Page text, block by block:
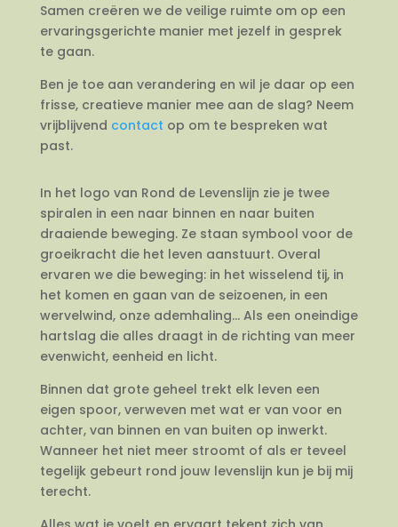
Samen creëren we de veilige ruimte om op een
ervaringsgerichte manier met jezelf in gesprek
te gaan.
Ben je toe aan verandering en wil je daar op een
frisse, creatieve manier mee aan de slag? Neem
vrijblijvend contact op om te bespreken wat
past.
In het logo van Rond de Levenslijn zie je twee
spiralen in een naar binnen en naar buiten
draaiende beweging. Ze staan symbool voor de
groeikracht die het leven aanstuurt. Overal
ervaren we die beweging: in het wisselend tij, in
het komen en gaan van de seizoenen, in een
wervelwind, onze ademhaling… Als een oneindige
hartslag die alles draagt in de richting van meer
evenwicht, eenheid en licht.
Binnen dat grote geheel trekt elk leven een
eigen spoor, verweven met wat er van voor en
achter, van binnen en van buiten op inwerkt.
Wanneer het niet meer stroomt of als er teveel
tegelijk gebeurt rond jouw levenslijn kun je bij mij
terecht.